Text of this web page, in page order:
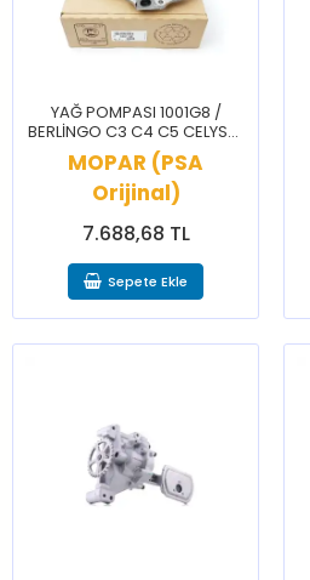
YAĞ POMPASI 1001G8 /
BERLİNGO C3 C4 C5 CELYSEE
JUMPY DS5 2008 208 3008
301 308 5008 508 PRTNR
RİFTER
MOPAR (PSA
Orijinal)
7.688,68 TL
Sepete Ekle